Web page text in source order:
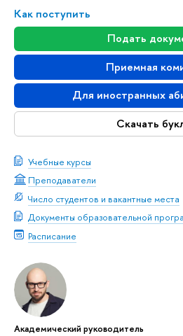
Как поступить
Подать
Приемная
Для иностранных
Скачать
Учебные курсы
Преподаватели
Число студентов и вакантные места
Документы образовательной
Расписание
Академический руководитель